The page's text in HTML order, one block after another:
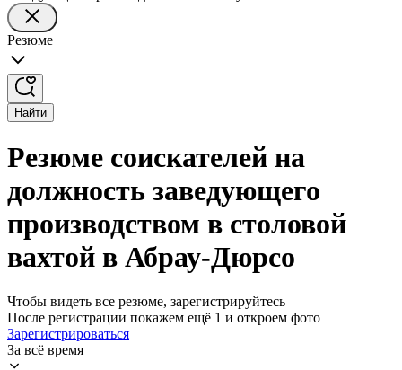
Резюме
Найти
Резюме соискателей на
должность заведующего
производством в столовой
вахтой в Абрау-Дюрсо
Чтобы видеть все резюме, зарегистрируйтесь
После регистрации покажем ещё 1 и откроем фото
Зарегистрироваться
За всё время